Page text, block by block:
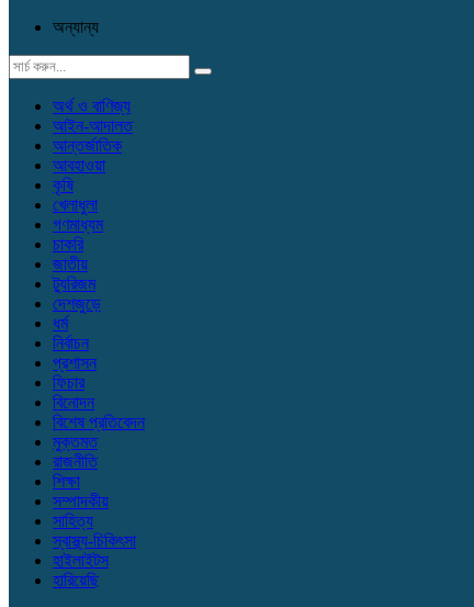
অন্যান্য
অর্থ ও বাণিজ্য
আইন-আদালত
আন্তর্জাতিক
আবহাওয়া
কৃষি
খেলাধুলা
গণমাধ্যম
চাকরি
জাতীয়
ট্যুরিজম
দেশজুড়ে
ধর্ম
নির্বাচন
প্রশাসন
ফিচার
বিনোদন
বিশেষ প্রতিবেদন
মুক্তমত
রাজনীতি
শিক্ষা
সম্পাদকীয়
সাহিত্য
স্বাস্থ্য-চিকিৎসা
হাইলাইটস
হারিয়েছি